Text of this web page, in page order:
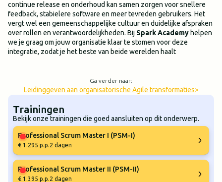
continue release en onderhoud kan samen zorgen voor snellere
feedback, stabielere software en meer tevreden gebruikers. Het
vergt wel een gemeenschappelijke cultuur en duidelijke afspraken
over rollen en verantwoordelijkheden. Bij Spark Academy helpen
we je graag om jouw organisatie klaar te stomen voor deze
integratie, zodat je het beste van beide werelden haalt
Ga verder naar:
Leidinggeven aan organisatorische Agile transformaties>
Trainingen
Bekijk onze trainingen die goed aansluiten op dit onderwerp.
Professional Scrum Master I (PSM-I)
€ 1.295 p.p.2 dagen
Professional Scrum Master II (PSM-II)
€ 1.395 p.p.2 dagen